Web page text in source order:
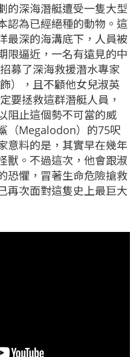
的深海潛艇遭受一隻大型
認為已經絕種的動物。這
最深的海溝底下，人員被
限逼近，一名有遠見的中
募了深海救援潛水專家
），且不顧他女兒淑英
要拯救這群潛艇人員，
阻止這個勢不可當的威
（Megalodon）的75呎
意料的是，其實早在幾年
獸。不過這次，他會跟淑
恐懼，冒著生命危險搶救
再次面對這隻史上最巨大